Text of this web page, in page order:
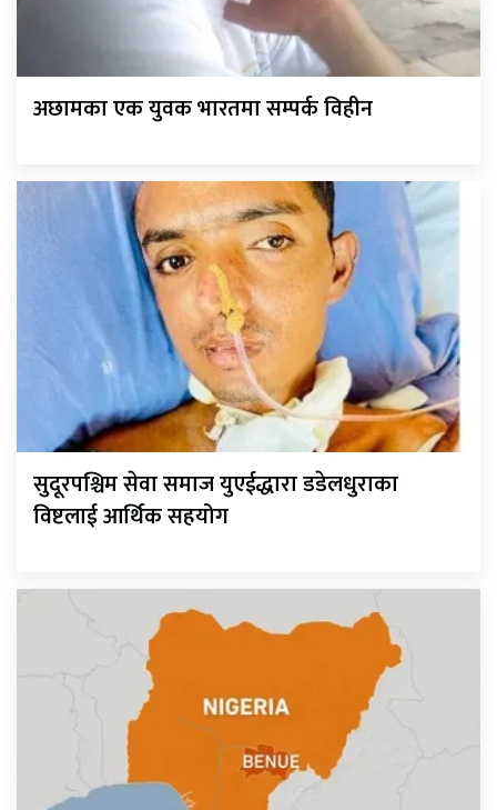
अछामका एक युवक भारतमा सम्पर्क विहीन
सुदूरपश्चिम सेवा समाज युएईद्धारा डडेलधुराका
विष्टलाई आर्थिक सहयोग